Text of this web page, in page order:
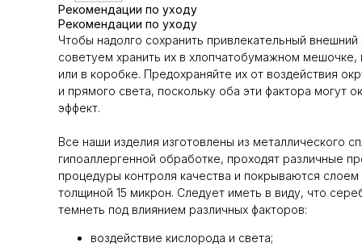
Рекомендации по уходу
Рекомендации по уходу
Чтобы надолго сохранить привлекательный внешний
советуем хранить их в хлопчатобумажном мешочке,
или в коробке. Предохраняйте их от воздействия
и прямого света, поскольку оба эти фактора могут
эффект.
Все наши изделия изготовлены из металлического
гипоаллергенной обработке, проходят различные
процедуры контроля качества и покрываются
толщиной 15 микрон. Следует иметь в виду, что
темнеть под влиянием различных факторов:
воздействие кислорода и света;